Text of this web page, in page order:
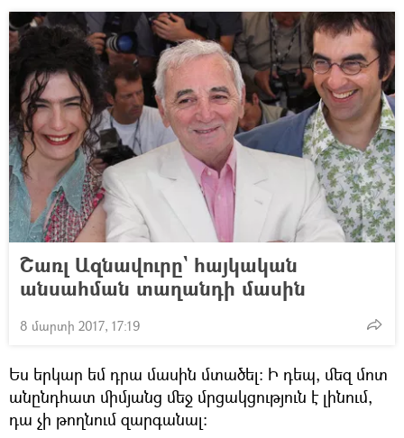
Շառլ Ազնավուրը` հայկական
անսահման տաղանդի մասին
8 մարտի 2017, 17:19
Ես երկար եմ դրա մասին մտածել։ Ի դեպ, մեզ մոտ
անընդհատ միմյանց մեջ մրցակցություն է լինում,
դա չի թողնում զարգանալ։